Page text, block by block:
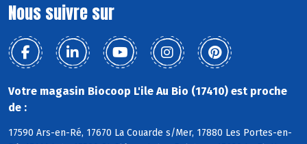
Nous suivre sur
Votre magasin Biocoop L'ile Au Bio (17410) est proche
de :
17590 Ars-en-Ré, 17670 La Couarde s/Mer, 17880 Les Portes-en-